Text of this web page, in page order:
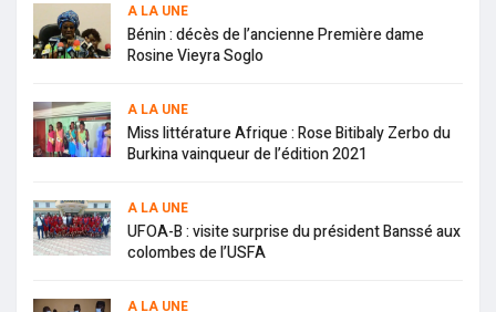
A LA UNE
Bénin : décès de l’ancienne Première dame
Rosine Vieyra Soglo
A LA UNE
Miss littérature Afrique : Rose Bitibaly Zerbo du
Burkina vainqueur de l’édition 2021
A LA UNE
UFOA-B : visite surprise du président Banssé aux
colombes de l’USFA
A LA UNE